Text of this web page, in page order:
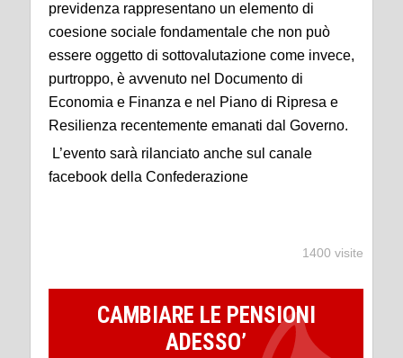
previdenza rappresentano un elemento di
coesione sociale fondamentale che non può
essere oggetto di sottovalutazione come invece,
purtroppo, è avvenuto nel Documento di
Economia e Finanza e nel Piano di Ripresa e
Resilienza recentemente emanati dal Governo.
L’evento sarà rilanciato anche sul canale
facebook della Confederazione
1400 visite
CAMBIARE LE PENSIONI
ADESSO’